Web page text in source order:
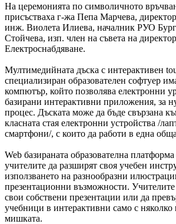
На церемонията по символичното
присъстваха г-жа Пепа Марчева,
инж. Виолета Илиева, началник РУО
Стойчева, изп. член на съвета на
Електроснабдяване.
Мултимедийната дъска с интерактивен
специализиран образователен софтуер
компютър, който позволява електронни
базирани интерактивни приложения, за
процес. Дъската може да бъде свързана
класната стая електронни устройства /
смартфони/, с които да работи в една
Web базираната образователна
учителите да разширят своя учебен
използването на разнообразни
презентационни възможности. Учителите
свои собствени презентации или да
учебници в интерактивни само с
мишката.